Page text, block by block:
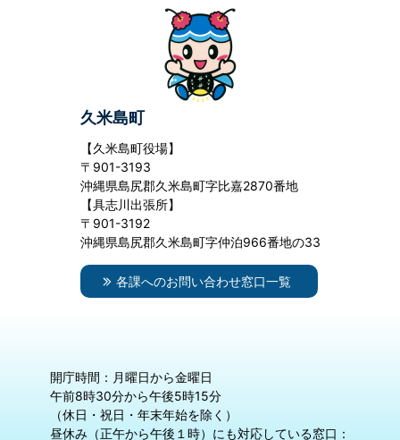
久米島町
【久米島町役場】
〒901-3193
沖縄県島尻郡久米島町字比嘉2870番地
【具志川出張所】
〒901-3192
沖縄県島尻郡久米島町字仲泊966番地の33
各課へのお問い合わせ窓口一覧
開庁時間：月曜日から金曜日
午前8時30分から午後5時15分
（休日・祝日・年末年始を除く）
昼休み（正午から午後１時）にも対応している窓口：